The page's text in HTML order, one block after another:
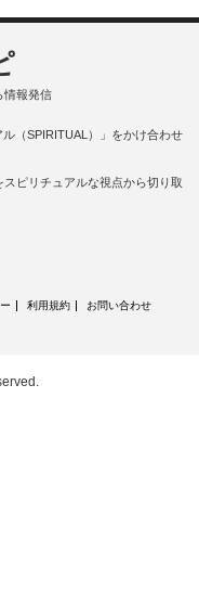
情報発信
（SPIRITUAL）」をかけ合わせ
ピリチュアルな視点から切り取
利用規約 お問い合わせ